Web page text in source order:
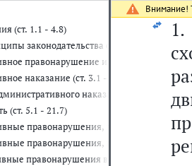
(ст. 1.1 - 4.8)
законодательства об
правонарушение и административная
наказание (ст. 3.1 - 3.14)
наказания (ст. 4.1 - 4.8)
(ст. 5.1 - 21.7)
правонарушения, посягающие на
правонарушения, посягающие на
правонарушения в области охраны
Внимание!